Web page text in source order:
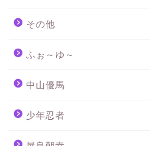
その他
ふぉ～ゆ～
中山優馬
少年忍者